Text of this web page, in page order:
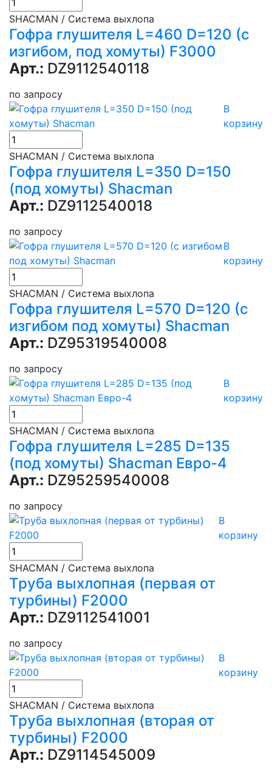
SHACMAN / Система выхлопа
Гофра глушителя L=460 D=120 (с
изгибом, под хомуты) F3000
Арт.: DZ9112540118
по запросу
В
корзину
SHACMAN / Система выхлопа
Гофра глушителя L=350 D=150
(под хомуты) Shacman
Арт.: DZ9112540018
по запросу
В
корзину
SHACMAN / Система выхлопа
Гофра глушителя L=570 D=120 (с
изгибом под хомуты) Shacman
Арт.: DZ95319540008
по запросу
В
корзину
SHACMAN / Система выхлопа
Гофра глушителя L=285 D=135
(под хомуты) Shacman Евро-4
Арт.: DZ95259540008
по запросу
В
корзину
SHACMAN / Система выхлопа
Труба выхлопная (первая от
турбины) F2000
Арт.: DZ9112541001
по запросу
В
корзину
SHACMAN / Система выхлопа
Труба выхлопная (вторая от
турбины) F2000
Арт.: DZ9114545009